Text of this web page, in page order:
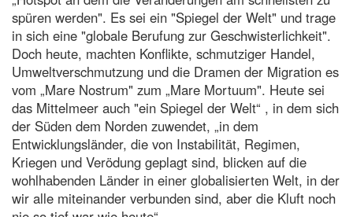
spüren werden". Es sei ein "Spiegel der Welt" und trage
in sich eine "globale Berufung zur Geschwisterlichkeit".
Doch heute, machten Konflikte, schmutziger Handel,
Umweltverschmutzung und die Dramen der Migration es
vom „Mare Nostrum" zum „Mare Mortuum". Heute sei
das Mittelmeer auch "ein Spiegel der Welt“ , in dem sich
der Süden dem Norden zuwendet, „in dem
Entwicklungsländer, die von Instabilität, Regimen,
Kriegen und Verödung geplagt sind, blicken auf die
wohlhabenden Länder in einer globalisierten Welt, in der
wir alle miteinander verbunden sind, aber die Kluft noch